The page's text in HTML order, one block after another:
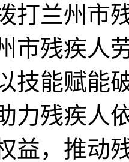
打兰州市
市残疾人
技能赋能
力残疾人
益，推动